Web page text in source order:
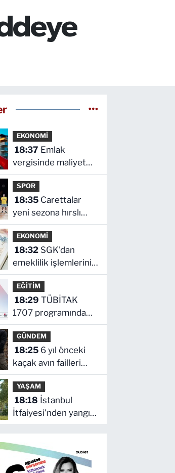
EKONOMİ
18:37
vergisinde maliyet
bedelleri güncellendi!
SPOR
18:35
yeni sezona hırslı
başladı
EKONOMİ
18:32
emeklilik işlemlerini
kolaylaştıran yeni
adım daha!
EĞİTİM
18:29 TÜBİTAK
1707 programında
2026 yılı ilk dönem
sonuçları açıklandı
GÜNDEM
18:25
kaçak avın failleri
tespit edildi!
YAŞAM
18:18
İtfaiyesi'nden yangın
riskine karşı videolu